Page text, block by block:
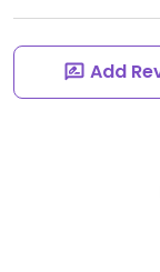
Add